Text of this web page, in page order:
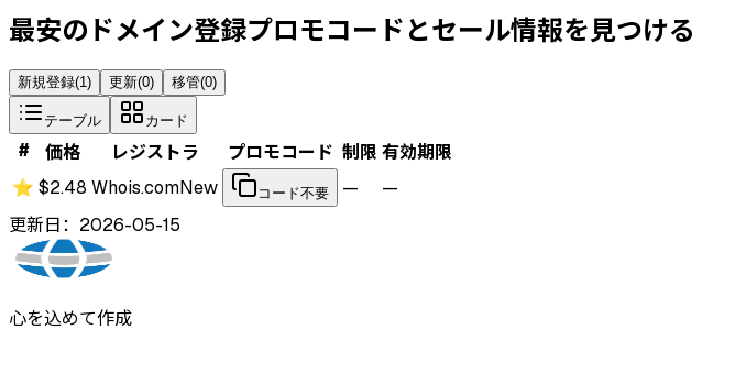
最安のドメイン登録プロモコードとセール情報を見つける
新規登録(1) 更新(0) 移管(0)
テーブル カード
# 価格 レジストラ プロモコード 制限 有効期限
⭐ $2.48 Whois.comNew コード不要 —
—
更新日：2026-05-15
心を込めて作成